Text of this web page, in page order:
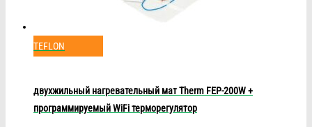
TEFLON
двухжильный нагревательный мат Therm FEP-200W +
программируемый WiFi терморегулятор